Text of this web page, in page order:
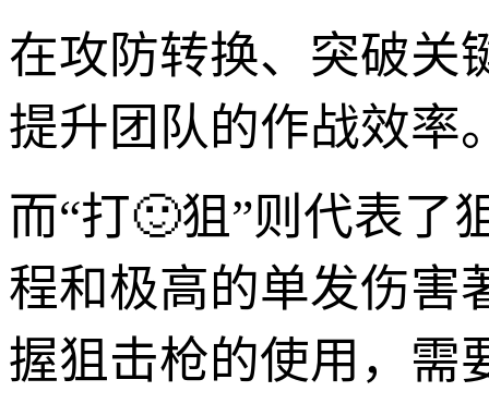
在攻防转换、突破关
提升团队的作战效率
而“打🙂狙”则代表了
程和极高的单发伤害
握狙击枪的使用，需